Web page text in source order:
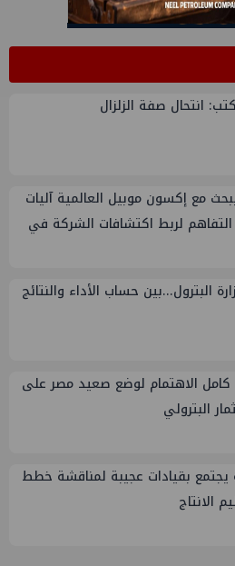
انتحال صفة الزلزال
مع إكسون موبيل العالمية آليات
لربط اكتشافات الشركة في
البترول...بين حساب الأداء والنتائج
: كامل الاهتمام لوضع صعيد مصر على
البترولي
بقيادات عجيبة لمناقشة خطط
الانتاج